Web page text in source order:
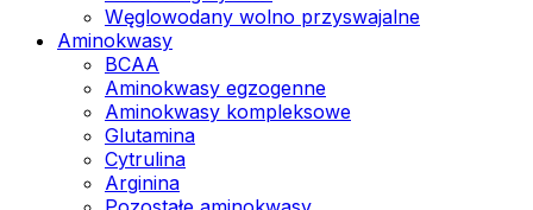
Węglowodany wolno przyswajalne
Aminokwasy
BCAA
Aminokwasy egzogenne
Aminokwasy kompleksowe
Glutamina
Cytrulina
Arginina